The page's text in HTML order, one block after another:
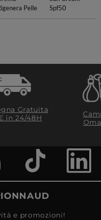
Pelle
Spf50
Gratuita
in 24/48H
e promozioni!